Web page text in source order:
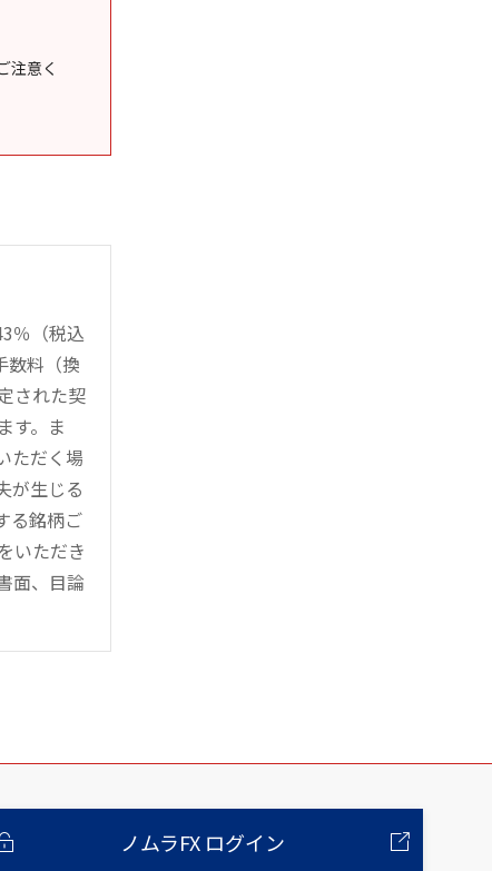
注意く
％（税込
数料（換
された契
す。ま
ただく場
が生じる
る銘柄ご
いただき
面、目論
ノムラFX ログイン